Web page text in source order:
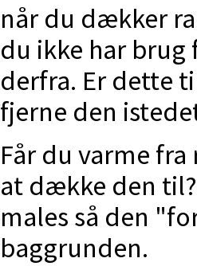
når du dækker
du ikke har brug
derfra. Er dette
fjerne den
Får du varme
at dække den
males så den
baggrunden.